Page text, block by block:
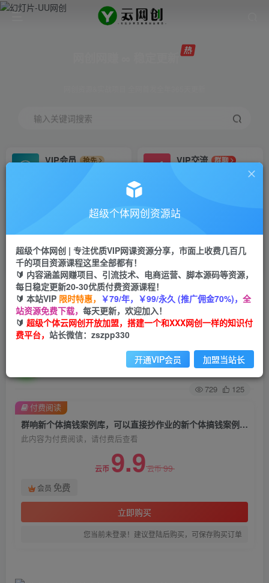
输入关键词搜索
VIP会员
抢先
VIP交流
群聊
研究探讨更多创业项目路子。
会员专属推广链接
招募站长
挂机
项目
脚本卡密
APP下载
GO
首页 创业课程 会员免费 正文
群响新个体‮钱搞‬案例库，可‮直以‬接抄作业的新‮体个‬
搞钱案例库，如何赚到你的第一个100w
关注 私信
729 125
群响新个体‮钱搞‬案例库，可‮直以‬接抄作业的新‮体个‬搞钱案例库，如何赚到你的第一个100w
此内容为付费阅读，请付费后查看
云币 9.9云币99
会员 免费
立即购买
您当前未登录！建议登陆后购买，可保存购买订单
付费阅读
超级个体网创资源站
超级个体网创 | 专注优质VIP网课资源分享，市面上收费几百几
千的项目资源课程这里全部都有！
🔰 内容涵盖网赚项目、引流技术、电商运营、脚本源码等资源，
每日稳定更新20-30优质付费资源课程！
🔰 本站VIP 限时特惠， ￥79/年，￥99/永久 (推广佣金70%)， 全
站资源免费下载， 每天更新，欢迎加入！
🔰 超级个体云网创开放加盟，搭建一个和XXX网创一样的知识付
费平台， 站长微信：zszpp330
开通VIP会员 加盟当站长